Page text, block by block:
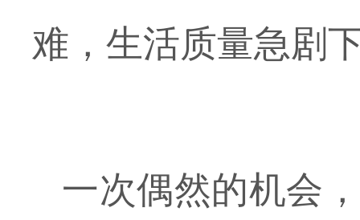
难，生活质量急剧
一次偶然的机会